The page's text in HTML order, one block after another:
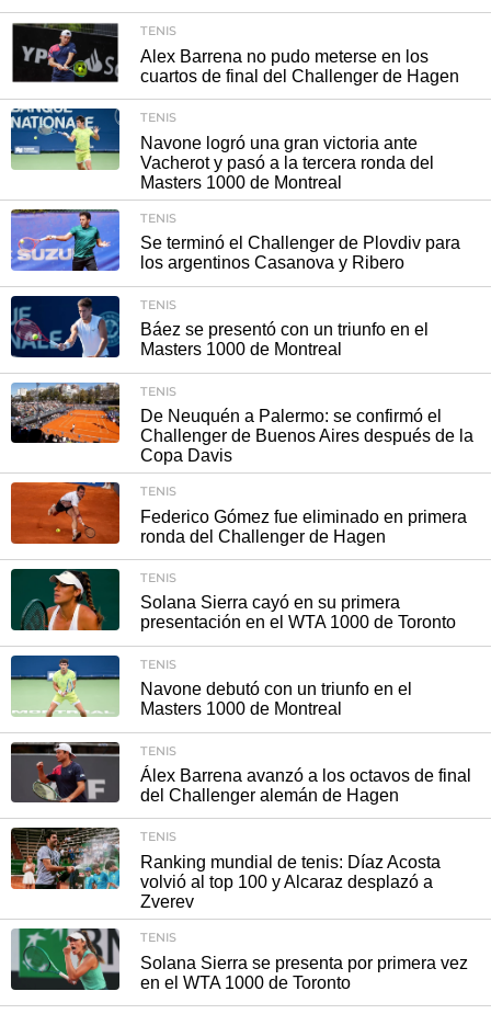
TENIS
Alex Barrena no pudo meterse en los
cuartos de final del Challenger de Hagen
TENIS
Navone logró una gran victoria ante
Vacherot y pasó a la tercera ronda del
Masters 1000 de Montreal
TENIS
Se terminó el Challenger de Plovdiv para
los argentinos Casanova y Ribero
TENIS
Báez se presentó con un triunfo en el
Masters 1000 de Montreal
TENIS
De Neuquén a Palermo: se confirmó el
Challenger de Buenos Aires después de la
Copa Davis
TENIS
Federico Gómez fue eliminado en primera
ronda del Challenger de Hagen
TENIS
Solana Sierra cayó en su primera
presentación en el WTA 1000 de Toronto
TENIS
Navone debutó con un triunfo en el
Masters 1000 de Montreal
TENIS
Álex Barrena avanzó a los octavos de final
del Challenger alemán de Hagen
TENIS
Ranking mundial de tenis: Díaz Acosta
volvió al top 100 y Alcaraz desplazó a
Zverev
TENIS
Solana Sierra se presenta por primera vez
en el WTA 1000 de Toronto